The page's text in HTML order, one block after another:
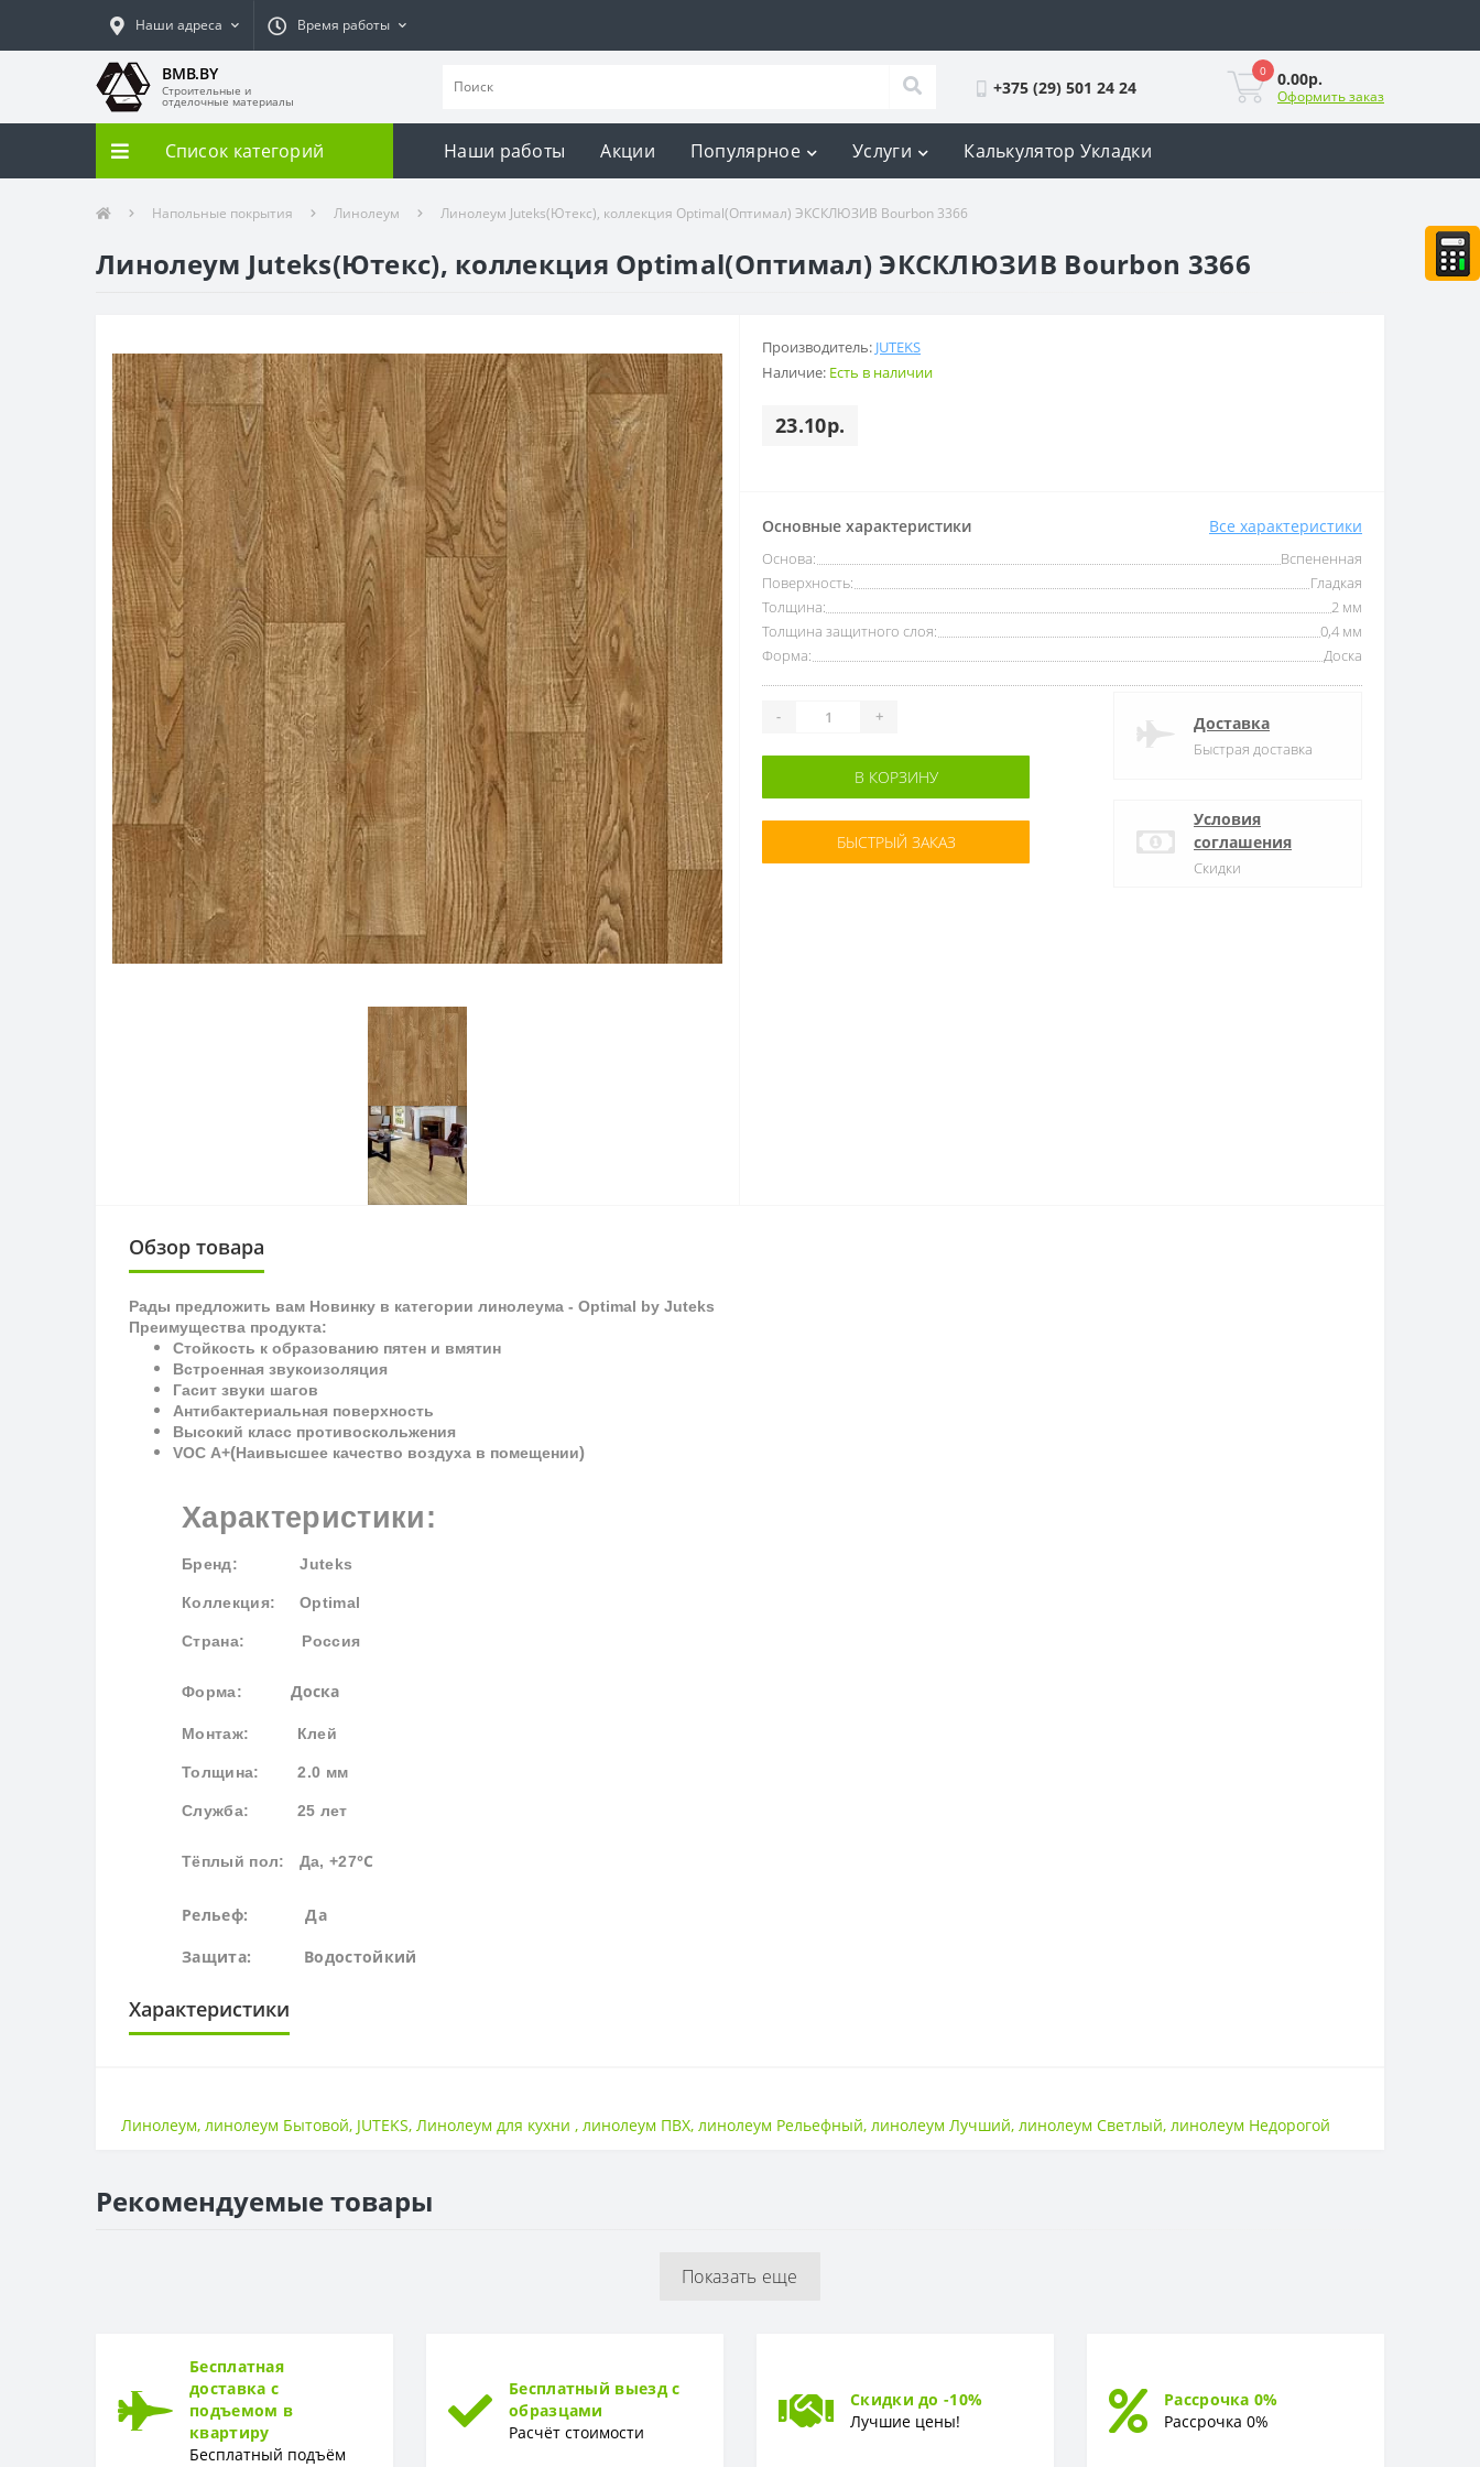
Наши адреса Время работы
BMB.BY
Строительные и
отделочные материалы
+375 (29) 501 24 24
0 0.00р.
Оформить заказ
Список категорий Наши работы Акции Популярное Услуги Калькулятор Укладки
Напольные покрытия Линолеум Линолеум Juteks(Ютекс), коллекция Optimal(Оптимал) ЭКСКЛЮЗИВ Bourbon 3366
Линолеум Juteks(Ютекс), коллекция Optimal(Оптимал) ЭКСКЛЮЗИВ Bourbon 3366
Производитель: JUTEKS
Наличие: Есть в наличии
23.10р.
Основные характеристики Все характеристики
Основа:
Вспененная
Поверхность:
Гладкая
Толщина:
2 мм
Толщина защитного слоя:
0,4 мм
Форма:
Доска
- +
В КОРЗИНУ
БЫСТРЫЙ ЗАКАЗ
Доставка
Быстрая доставка
Условия
соглашения
Скидки
Обзор товара
Рады предложить вам Новинку в категории линолеума - Optimal by Juteks
Преимущества продукта:
Стойкость к образованию пятен и вмятин
Встроенная звукоизоляция
Гасит звуки шагов
Антибактериальная поверхность
Высокий класс противоскольжения
VOC A+(Наивысшее качество воздуха в помещении)
Характеристики:
Бренд: Juteks
Коллекция: Optimal
Страна: Россия
Форма: Доска
Монтаж: Клей
Толщина: 2.0 мм
Служба: 25 лет
Тёплый пол: Да, +27°С
Рельеф: Да
Защита: Водостойкий
Характеристики
ФОРМА
Форма Доска
Линолеум,линолеум Бытовой, JUTEKS,Линолеум для кухни,линолеум ПВХ,линолеум Рельефный,линолеум Лучший,линолеум Светлый,линолеум Недорогой
Рекомендуемые товары
Показать еще
Бесплатная
доставка с
подъемом в
квартиру
Бесплатный подъём
Бесплатный выезд с
образцами
Расчёт стоимости
Скидки до -10%
Лучшие цены!
Рассрочка 0%
Рассрочка 0%